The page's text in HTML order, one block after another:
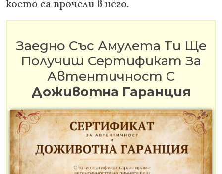
което са прочели в него.
Заедно Със Амулета Ти Ще
Получиш Сертификат За
Автентичност С
Доживотна Гаранция